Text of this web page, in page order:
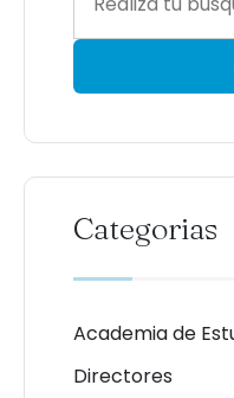
Categorias
Academia de
Directores